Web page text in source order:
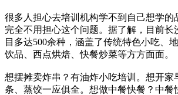
很多人担心去培训机构学不到自己想学的
完全不用担心这个问题。据了解，目前长
目多达500余种，涵盖了传统特色小吃、
饮品、西点烘焙、快餐炒菜等方方面面。
想摆摊卖炸串？有油炸小吃培训。想开家
条、蒸饺一应俱全。想做中餐快餐？中餐